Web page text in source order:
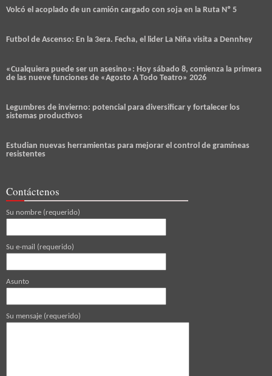
Volcó el acoplado de un camión cargado con soja en la Ruta Nº 5
Futbol de Ascenso: En la 3era. Fecha, el lider La Niña visita a Dennhey
«Cualquiera puede ser un asesino»: Hoy sábado 8, comienza la primera
de las nueve funciones de «Agosto A Todo Teatro» 2026
Legumbres de invierno: potencial para diversificar y fortalecer los
sistemas productivos
Estudian nuevas herramientas para mejorar el control de gramíneas
resistentes
Contáctenos
Su nombre (requerido)
Su e-mail (requerido)
Asunto
Su mensaje (requerido)